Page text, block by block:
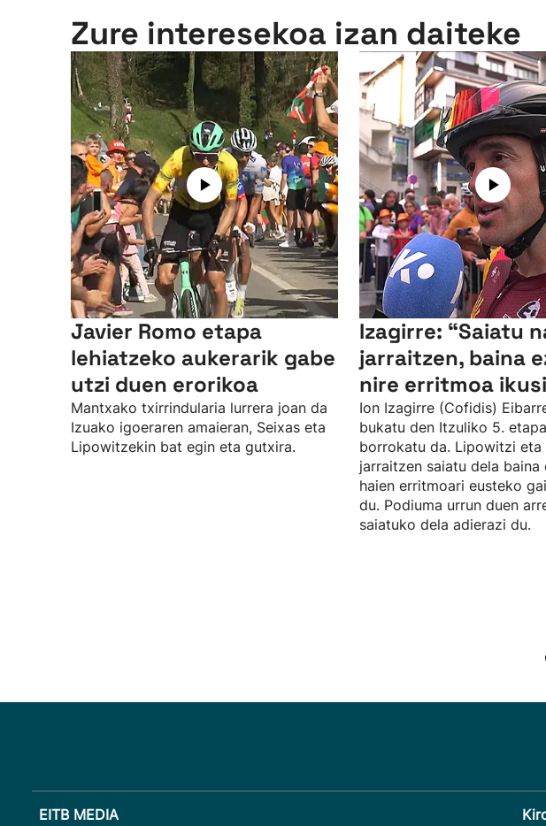
Zure interesekoa izan daiteke
Javier Romo etapa
lehiatzeko aukerarik gabe
utzi duen erorikoa
Mantxako txirrindularia lurrera joan da
Izuako igoeraren amaieran, Seixas eta
Lipowitzekin bat egin eta gutxira.
Izagirre: “Saiatu
jarraitzen, baina
nire erritmoa
Ion Izagirre (Cofidis)
bukatu den Itzuliko 5.
borrokatu da. Lipowitzi eta
jarraitzen saiatu dela baina
haien erritmoari eusteko
du. Podiuma urrun duen
saiatuko dela adierazi du.
EITB MEDIA